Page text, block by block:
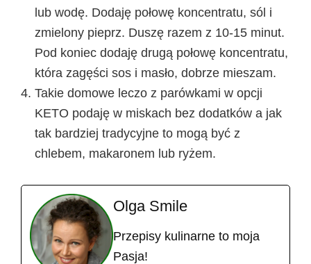
lub wodę. Dodaję połowę koncentratu, sól i
zmielony pieprz. Duszę razem z 10-15 minut.
Pod koniec dodaję drugą połowę koncentratu,
która zagęści sos i masło, dobrze mieszam.
Takie domowe leczo z parówkami w opcji
KETO podaję w miskach bez dodatków a jak
tak bardziej tradycyjne to mogą być z
chlebem, makaronem lub ryżem.
Olga Smile
Przepisy kulinarne to moja
Pasja!